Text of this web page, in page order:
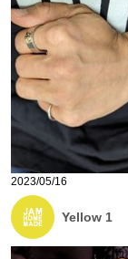
2023/05/16
Yellow 1